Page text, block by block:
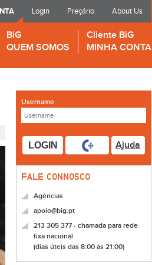
Login Preçário About Us
BiG
QUEM SOMOS
Cliente BiG
MINHA CONTA
Username
LOGIN Ajuda
FALE CONNOSCO
Agências
apoio@big.pt
213 305 377 - chamada para rede
fixa nacional
(dias úteis das 8:00 às 21:00)